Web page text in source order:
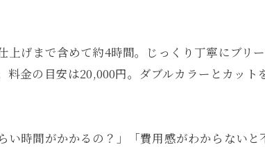
げまで含めて約4時間。じっくり丁寧にブリ
料金の目安は20,000円。ダブルカラーとカッ
い時間がかかるの？」「費用感がわからない